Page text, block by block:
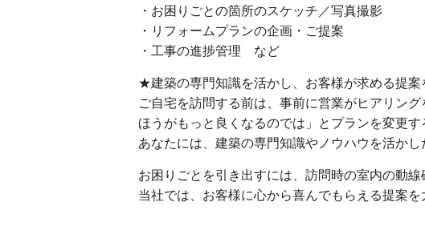
・お困りごとの箇所のスケッチ／写真撮影
・リフォームプランの企画・ご提案
・工事の進捗管理 など
★建築の専門知識を活かし、お客様が求める提案
ご自宅を訪問する前は、事前に営業がヒアリン
ほうがもっと良くなるのでは」とプランを変更す
あなたには、建築の専門知識やノウハウを活かし
お困りごとを引き出すには、訪問時の室内の動
当社では、お客様に心から喜んでもらえる提案を